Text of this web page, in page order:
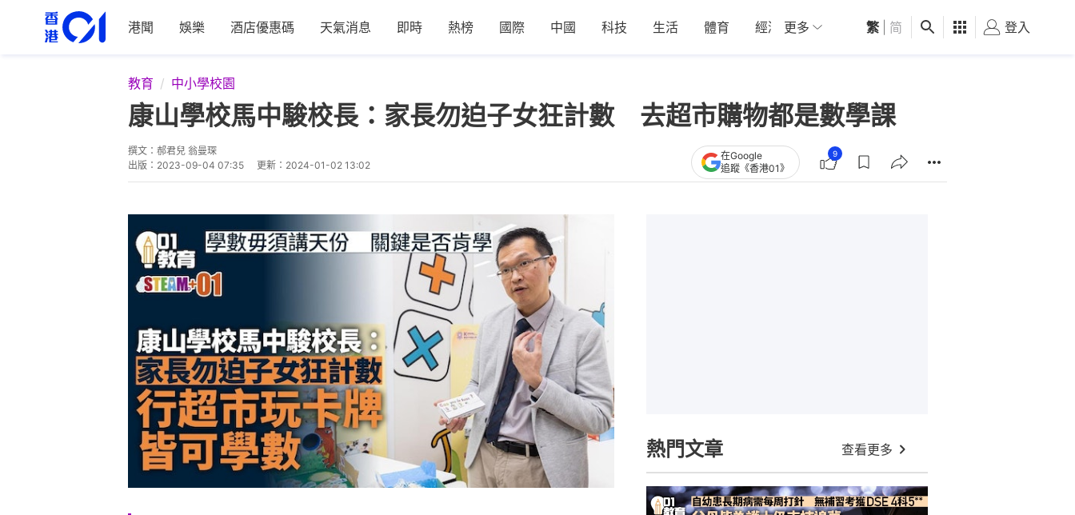
港聞 娛樂 酒店優惠碼 天氣消息 即時 熱榜 國際 中國 科技 生活 體育 經濟 01深圳 觀點 健康 好食玩飛
更多 繁 简 登入
教育 中小學校園
康山學校馬中駿校長：家長勿迫子女狂計數 去超市購物都是數學課
撰文： 郝君兒 翁曼琛
出版： 2023-09-04 07:35 更新： 2024-01-02 13:02
在Google
追蹤《香港01》
9
熱門文章 查看更多